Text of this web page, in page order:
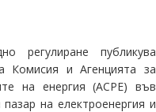
регулиране публикува
Комисия и Агенцията за
на енергия (АСРЕ) във
на електроенергия и